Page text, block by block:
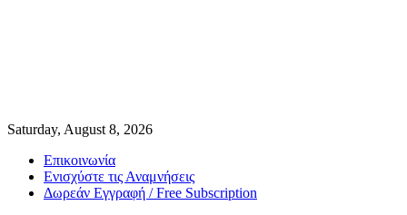
Saturday, August 8, 2026
Επικοινωνία
Ενισχύστε τις Αναμνήσεις
Δωρεάν Εγγραφή / Free Subscription